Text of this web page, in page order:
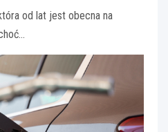
od lat jest obecna na